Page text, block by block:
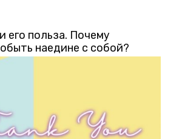
его польза. Почему
наедине с собой?